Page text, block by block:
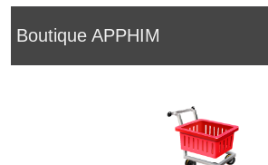
Boutique APPHIM